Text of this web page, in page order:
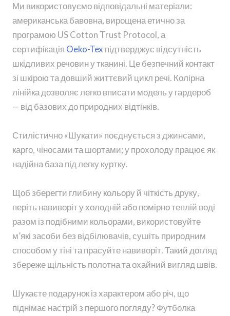
Ми використовуємо відповідальні матеріали:
американська бавовна, вирощена етично за
програмою US Cotton Trust Protocol, а
сертифікація Oeko-Tex підтверджує відсутність
шкідливих речовин у тканині. Це безпечний контакт
зі шкірою та довший життєвий цикл речі. Колірна
лінійка дозволяє легко вписати модель у гардероб
— від базових до природних відтінків.
Стилістично «Шукати» поєднується з джинсами,
карго, чіносами та шортами; у прохолоду працює як
надійна база під легку куртку.
Щоб зберегти глибину кольору й чіткість друку,
періть навиворіт у холодній або помірно теплій воді
разом із подібними кольорами, використовуйте
м’які засоби без відбілювачів, сушіть природним
способом у тіні та прасуйте навиворіт. Такий догляд
збереже щільність полотна та охайний вигляд швів.
Шукаєте подарунок із характером або річ, що
піднімає настрій з першого погляду? Футболка